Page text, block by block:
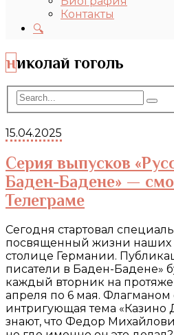
Контакты
🔍
николай гоголь
15.04.2025
Серия выпусков
Баден-Бадене» —
Телеграме
Сегодня стартовал
посвященный жизни наших
столице Германии.
писатели в Баден-Бадене»
каждый вторник на
апреля по 6 мая. Флагманом
интригующая тема «Казино
знают, что Федор